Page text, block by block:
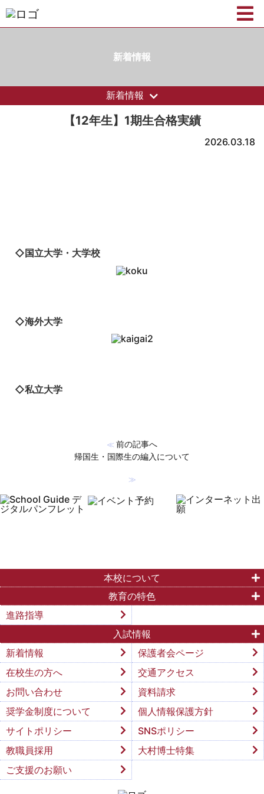
新着情報
新着情報
【12年生】1期生合格実績
2026.03.18
◇国立大学・大学校
◇海外大学
◇私立大学
≪ 前の記事へ
帰国生・国際生の編入について
≫
本校について
教育の特色
進路指導
入試情報
新着情報
保護者会ページ
在校生の方へ
交通アクセス
お問い合わせ
資料請求
奨学金制度について
個人情報保護方針
サイトポリシー
SNSポリシー
教職員採用
大村博士特集
ご支援のお願い